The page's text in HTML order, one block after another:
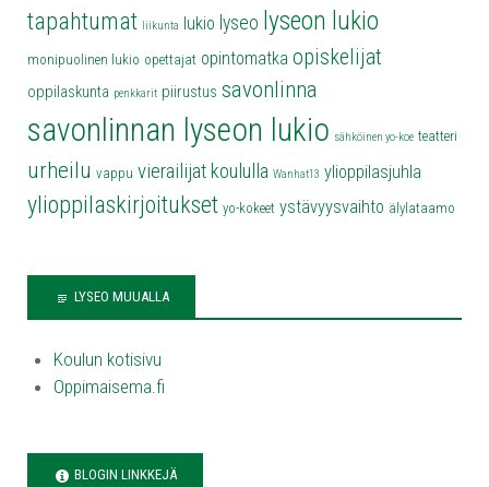
tapahtumat liikunta lukio lyseo lyseon lukio
monipuolinen lukio opettajat opintomatka opiskelijat
oppilaskunta penkkarit piirustus savonlinna
savonlinnan lyseon lukio sähköinen yo-koe teatteri
urheilu vappu vierailijat koululla Wanhat13 ylioppilasjuhla
ylioppilaskirjoitukset yo-kokeet ystävyysvaihto älylataamo
LYSEO MUUALLA
Koulun kotisivu
Oppimaisema.fi
BLOGIN LINKKEJÄ